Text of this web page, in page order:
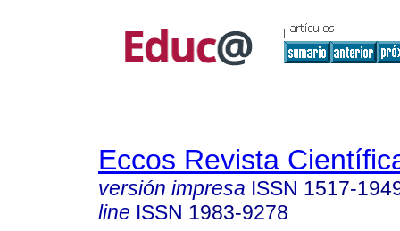
Eccos Revista
versión impresa ISSN 1517-
line ISSN 1983-9278